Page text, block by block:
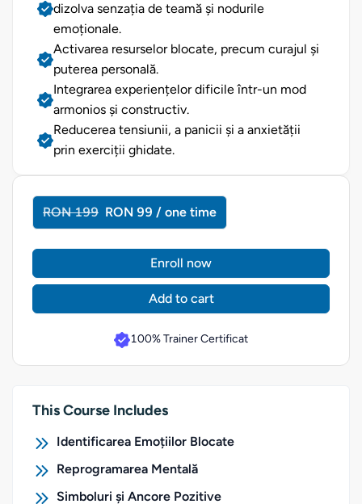
dizolva senzația de teamă și nodurile
emoționale.
Activarea resurselor blocate, precum curajul și
puterea personală.
Integrarea experiențelor dificile într-un mod
armonios și constructiv.
Reducerea tensiunii, a panicii și a anxietății
prin exerciții ghidate.
RON 199 RON 99 / one time
Enroll now
Add to cart
100% Trainer Certificat
This Course Includes
Identificarea Emoțiilor Blocate
Reprogramarea Mentală
Simboluri și Ancore Pozitive